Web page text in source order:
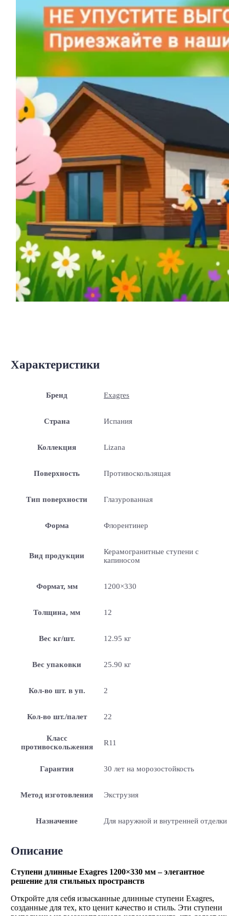
Характеристики
Бренд Exagres
Страна Испания
Коллекция Lizana
Поверхность Противоскользящая
Тип поверхности Глазурованная
Форма Флорентинер
Вид продукции
Керамогранитные ступени с
капиносом
Формат, мм 1200×330
Толщина, мм 12
Вес кг/шт. 12.95 кг
Вес упаковки 25.90 кг
Кол-во шт. в уп. 2
Кол-во шт./палет 22
Класс
противоскольжения
R11
Гарантия 30 лет на морозостойкость
Метод изготовления Экструзия
Назначение Для наружной и внутренней отделки
Описание
Ступени длинные Exagres 1200×330 мм – элегантное
решение для стильных пространств
Откройте для себя изысканные длинные ступени Exagres,
созданные для тех, кто ценит качество и стиль. Эти ступени